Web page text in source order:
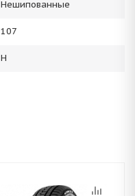
Нешипованные
107
H